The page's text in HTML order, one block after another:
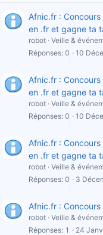
Afnic.fr :
en .fr et gagne ta
robot Veille &
Réponses 0 10
Afnic.fr :
en .fr et gagne ta
robot Veille &
Réponses 0 10
Afnic.fr :
en .fr et gagne ta
robot Veille &
Réponses 0 3
Afnic.fr :
robot Veille &
Réponses 1 24